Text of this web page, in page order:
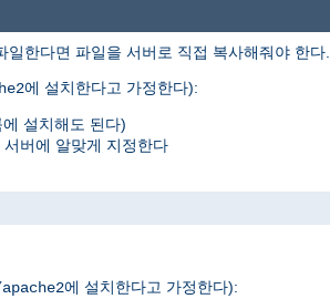
한다면 파일을 서버로 직접 복사해줘야 한다.
에 설치한다고 가정한다):
설치해도 된다)
버에 알맞게 지정한다
에 설치한다고 가정한다):